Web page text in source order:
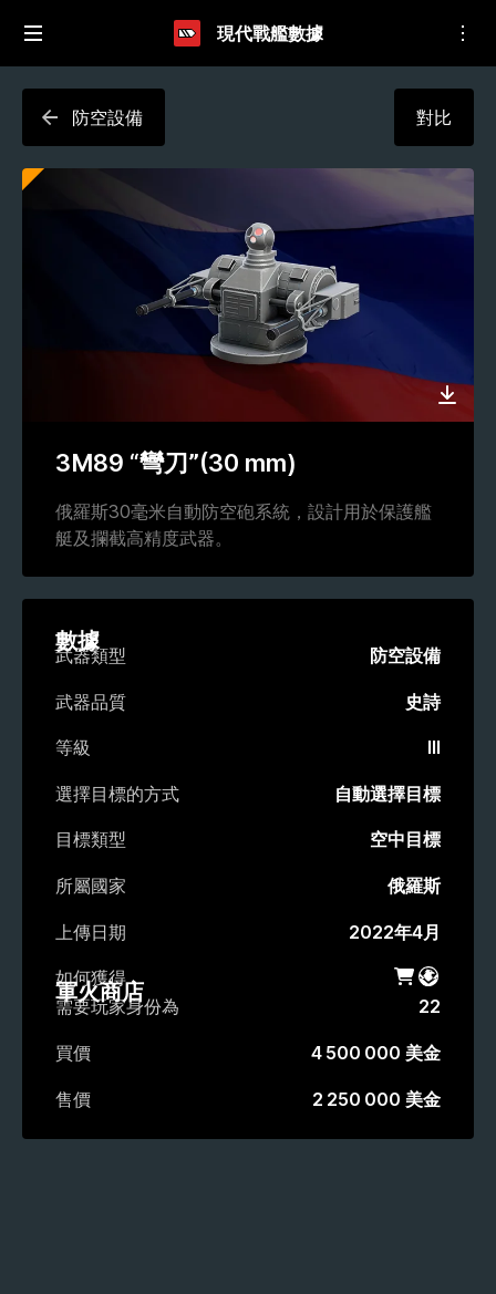
現代戰艦數據
防空設備 對比
3M89 “彎刀”(30 mm)
俄羅斯30毫米自動防空砲系統，設計用於保護艦
艇及攔截高精度武器。
數據
武器類型 防空設備
武器品質 史詩
等級 III
選擇目標的方式 自動選擇目標
目標類型 空中目標
所屬國家 俄羅斯
上傳日期 2022年4月
如何獲得 軍火商店
戰鬥通
軍火商店
需要玩家身份為 22
買價 4 500 000 美金
售價 2 250 000 美金